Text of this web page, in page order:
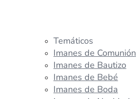
Temáticos
Imanes de Comunión
Imanes de Bautizo
Imanes de Bebé
Imanes de Boda